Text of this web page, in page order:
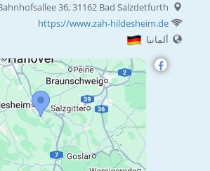
36, 31162 Bad Salzdetfurth
https://www.zah-hildesheim.de
ألمانيا